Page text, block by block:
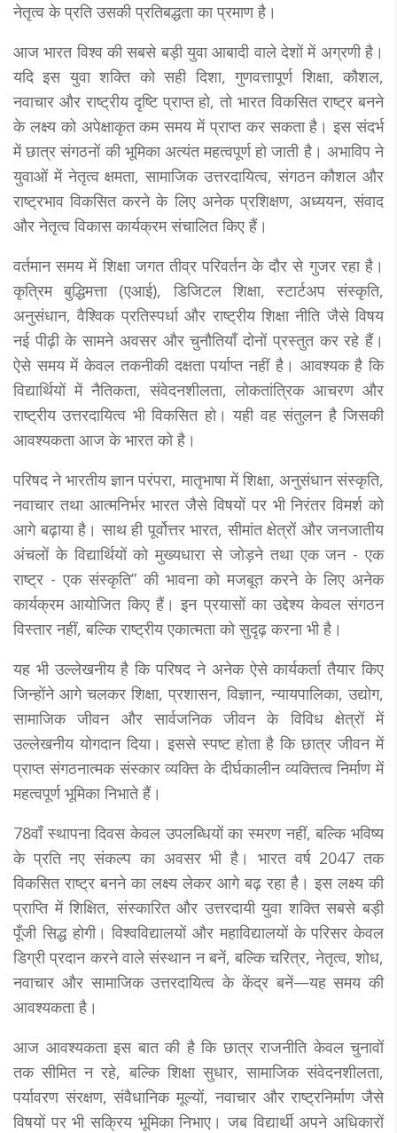
नेतृत्व के प्रति उसकी प्रतिबद्धता का प्रमाण है।
आज भारत विश्व की सबसे बड़ी युवा आबादी वाले देशों में अग्रणी है।
यदि इस युवा शक्ति को सही दिशा, गुणवत्तापूर्ण शिक्षा, कौशल,
नवाचार और राष्ट्रीय दृष्टि प्राप्त हो, तो भारत विकसित राष्ट्र बनने
के लक्ष्य को अपेक्षाकृत कम समय में प्राप्त कर सकता है। इस संदर्भ
में छात्र संगठनों की भूमिका अत्यंत महत्वपूर्ण हो जाती है। अभाविप ने
युवाओं में नेतृत्व क्षमता, सामाजिक उत्तरदायित्व, संगठन कौशल और
राष्ट्रभाव विकसित करने के लिए अनेक प्रशिक्षण, अध्ययन, संवाद
और नेतृत्व विकास कार्यक्रम संचालित किए हैं।
वर्तमान समय में शिक्षा जगत तीव्र परिवर्तन के दौर से गुजर रहा है।
कृत्रिम बुद्धिमत्ता (एआई), डिजिटल शिक्षा, स्टार्टअप संस्कृति,
अनुसंधान, वैश्विक प्रतिस्पर्धा और राष्ट्रीय शिक्षा नीति जैसे विषय
नई पीढ़ी के सामने अवसर और चुनौतियाँ दोनों प्रस्तुत कर रहे हैं।
ऐसे समय में केवल तकनीकी दक्षता पर्याप्त नहीं है। आवश्यक है कि
विद्यार्थियों में नैतिकता, संवेदनशीलता, लोकतांत्रिक आचरण और
राष्ट्रीय उत्तरदायित्व भी विकसित हो। यही वह संतुलन है जिसकी
आवश्यकता आज के भारत को है।
परिषद ने भारतीय ज्ञान परंपरा, मातृभाषा में शिक्षा, अनुसंधान संस्कृति,
नवाचार तथा आत्मनिर्भर भारत जैसे विषयों पर भी निरंतर विमर्श को
आगे बढ़ाया है। साथ ही पूर्वोत्तर भारत, सीमांत क्षेत्रों और जनजातीय
अंचलों के विद्यार्थियों को मुख्यधारा से जोड़ने तथा एक जन - एक
राष्ट्र - एक संस्कृति” की भावना को मजबूत करने के लिए अनेक
कार्यक्रम आयोजित किए हैं। इन प्रयासों का उद्देश्य केवल संगठन
विस्तार नहीं, बल्कि राष्ट्रीय एकात्मता को सुदृढ़ करना भी है।
यह भी उल्लेखनीय है कि परिषद ने अनेक ऐसे कार्यकर्ता तैयार किए
जिन्होंने आगे चलकर शिक्षा, प्रशासन, विज्ञान, न्यायपालिका, उद्योग,
सामाजिक जीवन और सार्वजनिक जीवन के विविध क्षेत्रों में
उल्लेखनीय योगदान दिया। इससे स्पष्ट होता है कि छात्र जीवन में
प्राप्त संगठनात्मक संस्कार व्यक्ति के दीर्घकालीन व्यक्तित्व निर्माण में
महत्वपूर्ण भूमिका निभाते हैं।
78वाँ स्थापना दिवस केवल उपलब्धियों का स्मरण नहीं, बल्कि भविष्य
के प्रति नए संकल्प का अवसर भी है। भारत वर्ष 2047 तक
विकसित राष्ट्र बनने का लक्ष्य लेकर आगे बढ़ रहा है। इस लक्ष्य की
प्राप्ति में शिक्षित, संस्कारित और उत्तरदायी युवा शक्ति सबसे बड़ी
पूँजी सिद्ध होगी। विश्वविद्यालयों और महाविद्यालयों के परिसर केवल
डिग्री प्रदान करने वाले संस्थान न बनें, बल्कि चरित्र, नेतृत्व, शोध,
नवाचार और सामाजिक उत्तरदायित्व के केंद्र बनें—यह समय की
आवश्यकता है।
आज आवश्यकता इस बात की है कि छात्र राजनीति केवल चुनावों
तक सीमित न रहे, बल्कि शिक्षा सुधार, सामाजिक संवेदनशीलता,
पर्यावरण संरक्षण, संवैधानिक मूल्यों, नवाचार और राष्ट्रनिर्माण जैसे
विषयों पर भी सक्रिय भूमिका निभाए। जब विद्यार्थी अपने अधिकारों